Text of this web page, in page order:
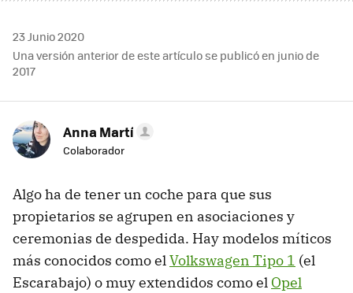
23 Junio 2020
Una versión anterior de este artículo se publicó en junio de
2017
Anna Martí
Colaborador
Algo ha de tener un coche para que sus
propietarios se agrupen en asociaciones y
ceremonias de despedida. Hay modelos míticos
más conocidos como elVolkswagen Tipo 1 (el
Escarabajo) o muy extendidos como el Opel